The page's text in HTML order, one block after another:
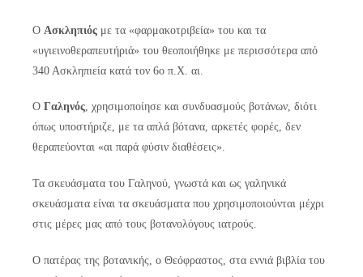
Ο Ασκληπιός με τα «φαρμακοτριβεία» του και τα
«υγιεινοθεραπευτήριά» του θεοποιήθηκε με περισσότερα από
340 Ασκληπιεία κατά τον 6ο π.Χ. αι.
Ο Γαληνός, χρησιμοποίησε και συνδυασμούς βοτάνων, διότι
όπως υποστήριζε, με τα απλά βότανα, αρκετές φορές, δεν
θεραπεύονται «αι παρά φύσιν διαθέσεις».
Τα σκευάσματα του Γαληνού, γνωστά και ως γαληνικά
σκευάσματα είναι τα σκευάσματα που χρησιμοποιούνται μέχρι
στις μέρες μας από τους βοτανολόγους ιατρούς.
Ο πατέρας της βοτανικής, ο Θεόφραστος, στα εννιά βιβλία του